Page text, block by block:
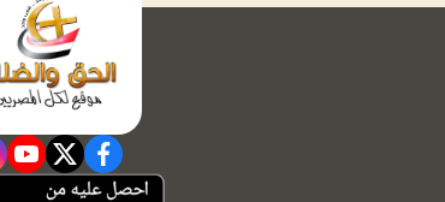
facebook
twitter